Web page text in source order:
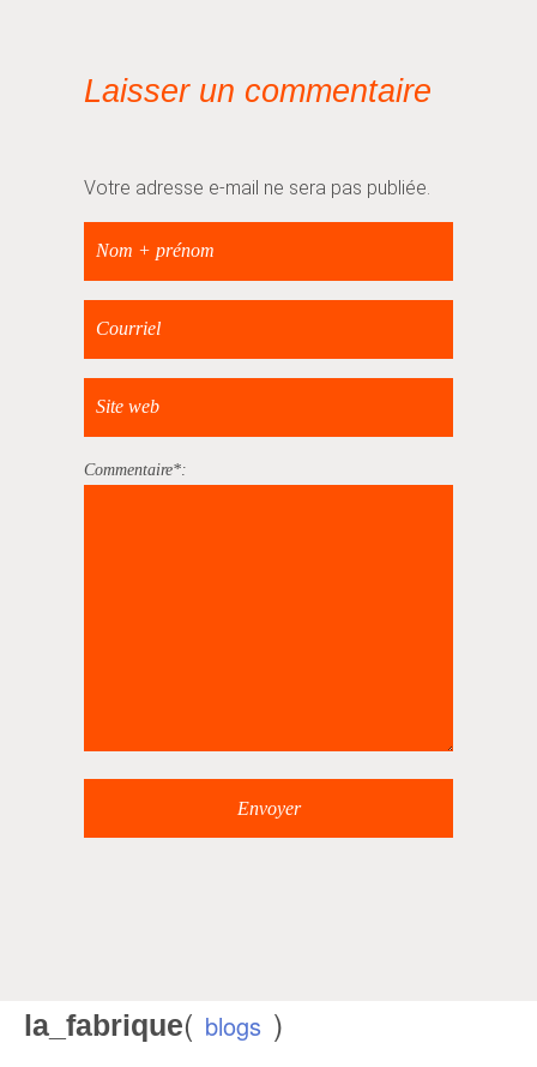
Laisser un commentaire
Votre adresse e-mail ne sera pas publiée.
Commentaire
la_fabrique( blogs )